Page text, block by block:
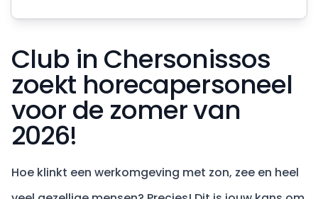
Club in Chersonissos
zoekt horecapersoneel
voor de zomer van
2026!
Hoe klinkt een werkomgeving met zon, zee en heel